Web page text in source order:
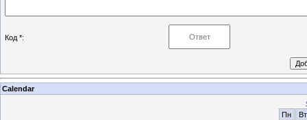
Код *:
Calendar
Пн
Вт